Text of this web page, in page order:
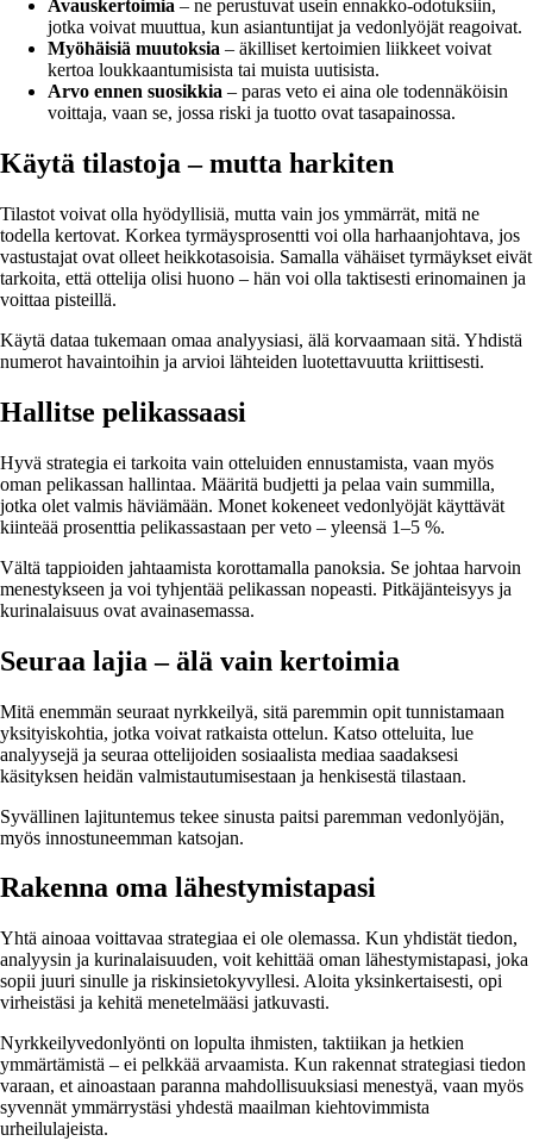
Avauskertoimia – ne perustuvat usein ennakko-odotuksiin,
jotka voivat muuttua, kun asiantuntijat ja vedonlyöjät reagoivat.
Myöhäisiä muutoksia – äkilliset kertoimien liikkeet voivat
kertoa loukkaantumisista tai muista uutisista.
Arvo ennen suosikkia – paras veto ei aina ole todennäköisin
voittaja, vaan se, jossa riski ja tuotto ovat tasapainossa.
Käytä tilastoja – mutta harkiten
Tilastot voivat olla hyödyllisiä, mutta vain jos ymmärrät, mitä ne
todella kertovat. Korkea tyrmäysprosentti voi olla harhaanjohtava, jos
vastustajat ovat olleet heikkotasoisia. Samalla vähäiset tyrmäykset eivät
tarkoita, että ottelija olisi huono – hän voi olla taktisesti erinomainen ja
voittaa pisteillä.
Käytä dataa tukemaan omaa analyysiasi, älä korvaamaan sitä. Yhdistä
numerot havaintoihin ja arvioi lähteiden luotettavuutta kriittisesti.
Hallitse pelikassaasi
Hyvä strategia ei tarkoita vain otteluiden ennustamista, vaan myös
oman pelikassan hallintaa. Määritä budjetti ja pelaa vain summilla,
jotka olet valmis häviämään. Monet kokeneet vedonlyöjät käyttävät
kiinteää prosenttia pelikassastaan per veto – yleensä 1–5 %.
Vältä tappioiden jahtaamista korottamalla panoksia. Se johtaa harvoin
menestykseen ja voi tyhjentää pelikassan nopeasti. Pitkäjänteisyys ja
kurinalaisuus ovat avainasemassa.
Seuraa lajia – älä vain kertoimia
Mitä enemmän seuraat nyrkkeilyä, sitä paremmin opit tunnistamaan
yksityiskohtia, jotka voivat ratkaista ottelun. Katso otteluita, lue
analyysejä ja seuraa ottelijoiden sosiaalista mediaa saadaksesi
käsityksen heidän valmistautumisestaan ja henkisestä tilastaan.
Syvällinen lajituntemus tekee sinusta paitsi paremman vedonlyöjän,
myös innostuneemman katsojan.
Rakenna oma lähestymistapasi
Yhtä ainoaa voittavaa strategiaa ei ole olemassa. Kun yhdistät tiedon,
analyysin ja kurinalaisuuden, voit kehittää oman lähestymistapasi, joka
sopii juuri sinulle ja riskinsietokyvyllesi. Aloita yksinkertaisesti, opi
virheistäsi ja kehitä menetelmääsi jatkuvasti.
Nyrkkeilyvedonlyönti on lopulta ihmisten, taktiikan ja hetkien
ymmärtämistä – ei pelkkää arvaamista. Kun rakennat strategiasi tiedon
varaan, et ainoastaan paranna mahdollisuuksiasi menestyä, vaan myös
syvennät ymmärrystäsi yhdestä maailman kiehtovimmista
urheilulajeista.